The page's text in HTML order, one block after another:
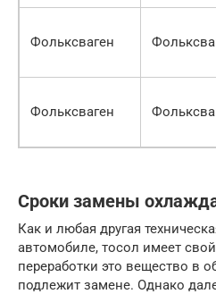
Фольксваген
Фольксваген
Сроки замены
Как и любая другая
автомобиле, тосол имеет
переработки это вещество в
подлежит замене. Однако